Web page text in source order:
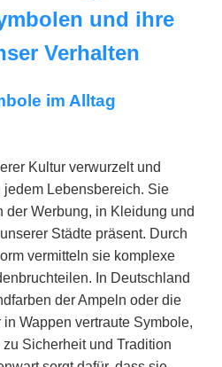
und ihre
Verhalten
im Alltag
Kultur verwurzelt und
Lebensbereich. Sie
der Werbung, in Kleidung und
Städte präsent. Durch
vermitteln sie komplexe
In Deutschland
der Ampeln oder die
Wappen vertraute Symbole,
Sicherheit und Tradition